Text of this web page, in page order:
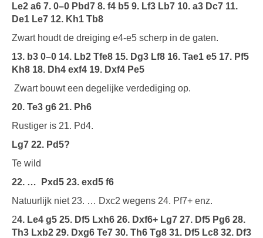
Le2 a6 7. 0–0 Pbd7 8. f4 b5 9. Lf3 Lb7 10. a3 Dc7 11.
De1 Le7 12. Kh1 Tb8
Zwart houdt de dreiging e4-e5 scherp in de gaten.
13. b3 0–0 14. Lb2 Tfe8 15. Dg3 Lf8 16. Tae1 e5 17. Pf5
Kh8 18. Dh4 exf4 19. Dxf4 Pe5
Zwart bouwt een degelijke verdediging op.
20. Te3 g6 21. Ph6
Rustiger is 21. Pd4.
Lg7 22. Pd5?
Te wild
22. …
Pxd5 23. exd5 f6
Natuurlijk niet 23. … Dxc2 wegens 24. Pf7+ enz.
24. Le4 g5 25. Df5 Lxh6 26. Dxf6+ Lg7 27. Df5 Pg6 28.
Th3 Lxb2 29. Dxg6 Te7 30. Th6 Tg8 31. Df5 Lc8 32. Df3